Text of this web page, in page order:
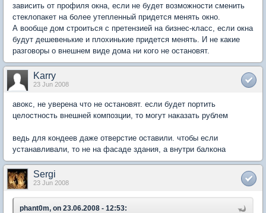
зависить от профиля окна, если не будет возможности сменить
стеклопакет на более утепленный придется менять окно.
А вообще дом строиться с претензией на бизнес-класс, если окна
будут дешевенькие и плохинькие придется менять. И не какие
разговоры о внешнем виде дома ни кого не остановят.
Karry
23 Jun 2008
авокс, не уверена что не остановят. если будет портить
целостность внешней композции, то могут наказать рублем
ведь для кондеев даже отверстие оставили. чтобы если
устанавливали, то не на фасаде здания, а внутри балкона
Sergi
23 Jun 2008
phant0m, on 23.06.2008 - 12:53: